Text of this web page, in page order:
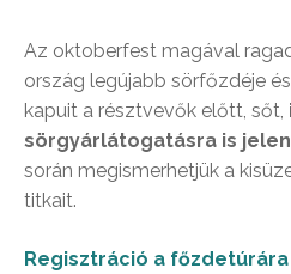
Az oktoberfest magával
ország legújabb sörfőzdéje
kapuit a résztvevők előtt, sőt,
sörgyárlátogatásra is
során megismerhetjük a
titkait.
Regisztráció a főzdetúrára